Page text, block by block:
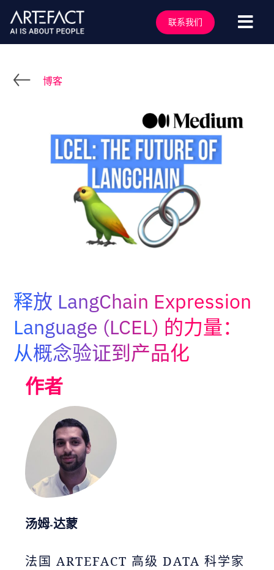
联系我们
切
解决方案
搜
索
ZH
博客
释放 LangChain Expression
Language (LCEL) 的力量：
从概念验证到产品化
作者
汤姆-达蒙
法国 ARTEFACT 高级 DATA 科学家